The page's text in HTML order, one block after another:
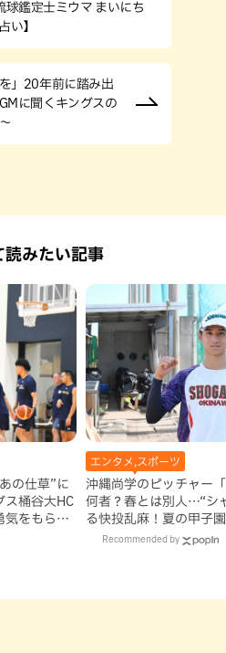
球鑑定士ミウマ まいにち
い】
」20年前に踏み出
に聞くキングスの
読みたい記事
の仕草”に
ス桶谷大HC
気をもらっ
エンタメ,スポーツ
沖縄尚学のピッチャー
何者？春とは別人…“シ
る快投乱麻！夏の甲子
に貢献
Recommended by